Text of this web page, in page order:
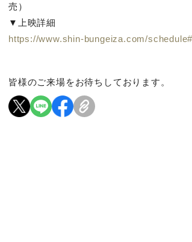
売）
▼上映詳細
https://www.shin-bungeiza.com/
皆様のご来場をお待ちしております。